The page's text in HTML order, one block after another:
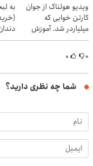
ویدیو هولناک از جوان
کارتن خوابی که
میلیاردر شد. آموزش
رایگان
به
دندان
۰ ۰
شما چه نظری دارید؟